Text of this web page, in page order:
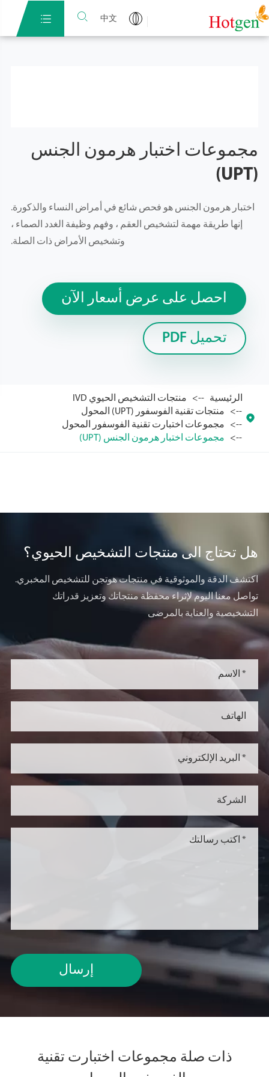
中文


مجموعات اختبار هرمون الجنس
(UPT)
اختبار هرمون الجنس هو فحص شائع في أمراض النساء والذكورة.
إنها طريقة مهمة لتشخيص العقم ، وفهم وظيفة الغدد الصماء ،
وتشخيص الأمراض ذات الصلة.
احصل على عرض أسعار الآن
تحميل PDF

الرئيسية
منتجات التشخيص الحيوي IVD
منتجات تقنية الفوسفور (UPT) المحول
مجموعات اختبارت تقنية الفوسفور المحول
مجموعات اختبار هرمون الجنس (UPT)
هل تحتاج الى منتجات التشخيص الحيوي؟
اكتشف الدقة والموثوقية في منتجات هوتجن للتشخيص المخبري.
تواصل معنا اليوم لإثراء محفظة منتجاتك وتعزيز قدراتك
التشخيصية والعناية بالمرضى
إرسال
ذات صلة مجموعات اختبارت تقنية